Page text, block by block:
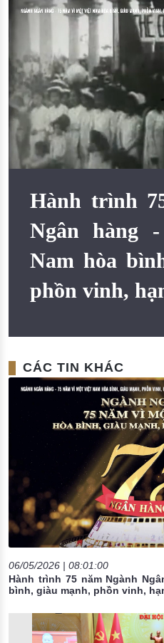
Đào tạo ISO
Hành trình
Ngân hàng
Nam hòa
phồn vinh,
CÁC TIN KHÁC
06/05/2026 | 08:01:00
Hành trình 75 năm Ngành
bình, giàu mạnh, phồn vinh,